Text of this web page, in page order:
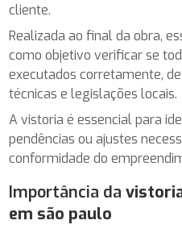
cliente.
Realizada ao final da obra,
como objetivo verificar se
executados corretamente,
técnicas e legislações locais.
A vistoria é essencial para
pendências ou ajustes
conformidade do
Importância da
em são paulo